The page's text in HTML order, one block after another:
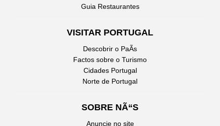
Guia Restaurantes
VISITAR PORTUGAL
Descobrir o PaÃ­s
Factos sobre o Turismo
Cidades Portugal
Norte de Portugal
SOBRE NÃ“S
Anuncie no site